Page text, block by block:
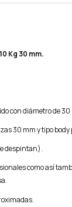
Kg 30 mm.
con diámetro de 30
30 mm y tipo body
despintan).
como así